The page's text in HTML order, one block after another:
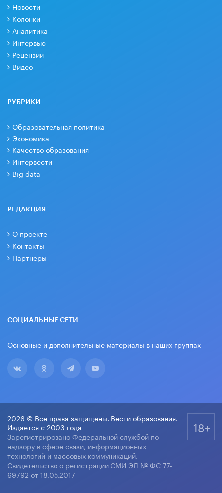
Новости
Колонки
Аналитика
Интервью
Рецензии
Видео
РУБРИКИ
Образовательная политика
Экономика
Качество образования
Интервести
Big data
РЕДАКЦИЯ
О проекте
Контакты
Партнеры
СОЦИАЛЬНЫЕ СЕТИ
Основные и дополнительные материалы в наших группах
2026 © Все права защищены. Вести образования.
Издается с 2003 года
Зарегистрировано Федеральной службой по
надзору в сфере связи, информационных
технологий и массовых коммуникаций.
Свидетельство о регистрации СМИ ЭЛ № ФС 77-
69792 от 18.05.2017
18+